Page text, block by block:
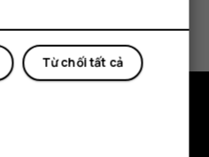
Từ chối tất cả